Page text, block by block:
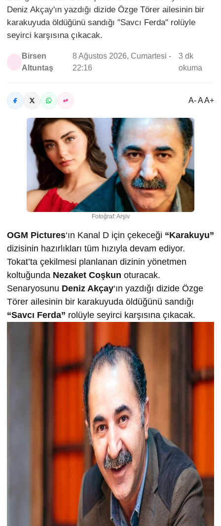
Deniz Akçay'ın yazdığı dizide Özge Törer ailesinin bir
karakuyuda öldüğünü sandığı "Savcı Ferda" rolüyle
seyirci karşısına çıkacak.
Birsen
Altuntaş
8 Ağustos 2026, Cumartesi -
22:16
3 dk
okuma
A- A A+
Fotoğraf: Arşiv
OGM Pictures‘ın Kanal D için çekeceği “Karakuyu”
dizisinin hazırlıkları tüm hızıyla devam ediyor.
Tokat’ta çekilmesi planlanan dizinin yönetmen
koltuğunda Nezaket Coşkun oturacak.
Senaryosunu Deniz Akçay‘ın yazdığı dizide Özge
Törer ailesinin bir karakuyuda öldüğünü sandığı
“Savcı Ferda” rolüyle seyirci karşısına çıkacak.